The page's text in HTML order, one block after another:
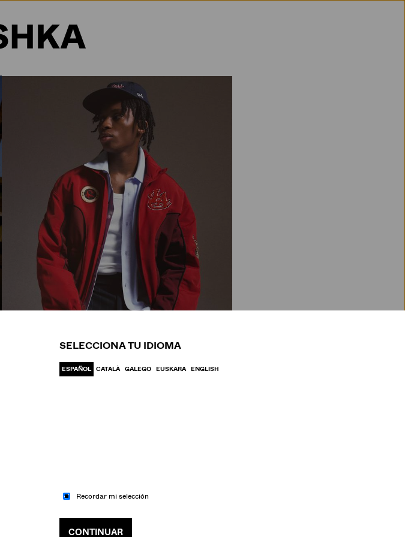
Selección de país
HOMBRE
SELECCIONA TU IDIOMA
ESPAÑOL CATALÀ GALEGO EUSKARA ENGLISH
Recordar mi selección
CONTINUAR